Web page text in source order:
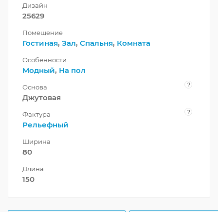
Дизайн
25629
Помещение
Гостиная, Зал, Спальня, Комната
Особенности
Модный, На пол
Основа ?
Джутовая
Фактура ?
Рельефный
Ширина
80
Длина
150